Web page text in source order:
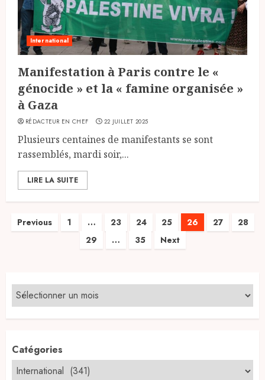
International
Manifestation à Paris contre le «
génocide » et la « famine organisée »
à Gaza
RÉDACTEUR EN CHEF 22 JUILLET 2025
Plusieurs centaines de manifestants se sont
rassemblés, mardi soir,...
LIRE LA SUITE
Pagination
Previous 1 … 23 24 25 26 27
28
29
… 35 Next
Catégories